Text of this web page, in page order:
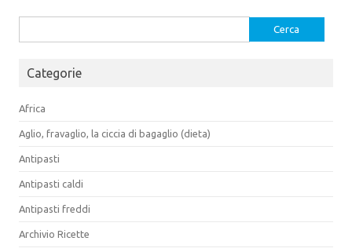
per:
Categorie
Africa
Aglio, fravaglio, la ciccia di bagaglio (dieta)
Antipasti
Antipasti caldi
Antipasti freddi
Archivio Ricette